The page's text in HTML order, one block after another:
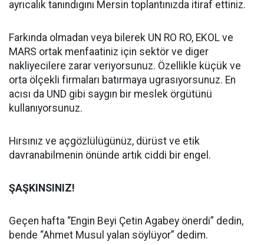
ayrıcalık tanındıgını Mersin toplantınızda itiraf ettiniz.
Farkında olmadan veya bilerek UN RO RO, EKOL ve
MARS ortak menfaatiniz için sektör ve diger
nakliyecilere zarar veriyorsunuz. Özellikle küçük ve
orta ölçekli firmaları batırmaya ugrasıyorsunuz. En
acısı da UND gibi saygın bir meslek örgütünü
kullanıyorsunuz.
Hırsınız ve açgözlülügünüz, dürüst ve etik
davranabilmenin önünde artık ciddi bir engel.
ŞAŞKINSINIZ!
Geçen hafta “Engin Beyi Çetin Agabey önerdi” dedin,
bende “Ahmet Musul yalan söylüyor” dedim.